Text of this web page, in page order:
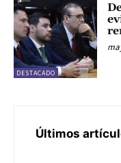
DESTACADO
Últimos